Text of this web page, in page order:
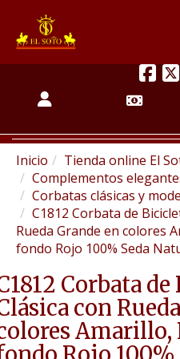
Inicio
Tienda online El
Complementos
Corbatas clásicas y
C1812 Corbata de
Rueda Grande en colores
fondo Rojo 100% Seda
Corbata
con
Amarillo,